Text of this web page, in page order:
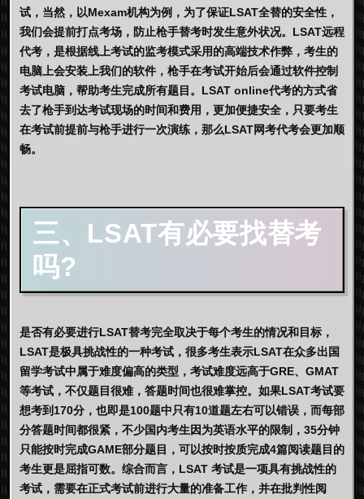
试，当然，以Mexam机构为例，为了保证LSAT全替的安全性，
我们会提前打点考场，防止枪手替考时发生意外状况。LSAT远程
代考，是根据线上考试的监考模式采用的高端技术作弊，考生的
电脑上会安装上我们的软件，枪手在考试开始后会通过软件控制
考试电脑，帮助考生完成所有题目。LSAT online代考的方式省
去了枪手到达考试现场的时间和费用，更加便捷安全，只要考生
在考试前提前与枪手进行一次演练，那么LSAT网考代考会更加顺
畅。
三、LSAT有必要找替考
吗?
是否有必要进行LSAT替考完全取决于每个考生的情况和目标，
LSAT是极具挑战性的一种考试，很多考生表示LSAT在众多出国
留学考试中属于难度偏高的类型，考试难度远高于GRE、GMAT
等考试，不仅题目很难，答题时间也很难掌控。如果LSAT考试要
想考到170分，也即是100题中只有10道题左右可以错误，而每部
分答题时间都很紧，不少国内考生因为英语水平的限制，35分钟
只能按时完成GAME部分题目，可以按时按质完成4篇阅读题目的
考生更是屈指可数。综合而言，LSAT 考试是一项具有挑战性的
考试，需要在正式考试前进行大量的准备工作，并在批判性阅